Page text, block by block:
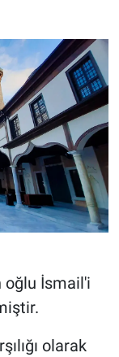
oğlu İsmail'i
olarak